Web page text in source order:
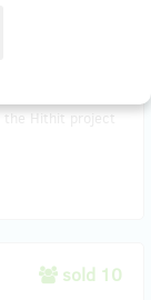
do konce
the Hithit project
sold 10